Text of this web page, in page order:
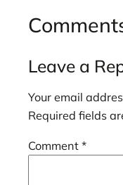
Leave a
Your email
Required fields
Comment *